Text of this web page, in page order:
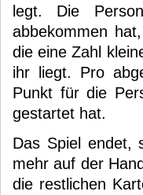
legt. Die
abbekommen
die eine Zahl
ihr liegt. Pro
Punkt für die
gestartet hat.
Das Spiel endet,
mehr auf der
die restlichen